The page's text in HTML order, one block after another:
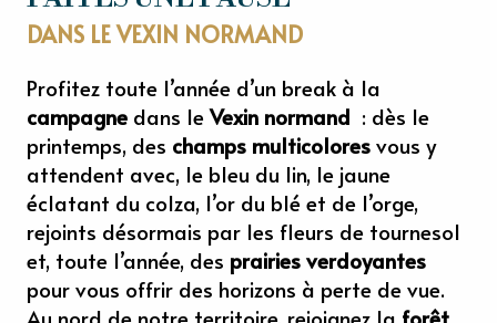
DANS LE VEXIN NORMAND
Profitez toute l’année d’un break à la
campagne dans leVexin normand : dès le
printemps, des champs multicoloresvous y
attendent avec, le bleu du lin, le jaune
éclatant du colza, l’or du blé et de l’orge,
rejoints désormais par les fleurs de tournesol
et, toute l’année, des prairies verdoyantes
pour vous offrir des horizons à perte de vue.